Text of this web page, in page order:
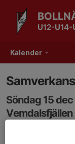
Kalender
U12-U14-
Söndag 15
Vemdalsfjällen